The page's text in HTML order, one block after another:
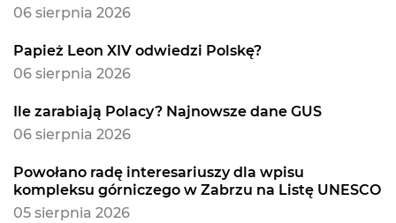
06 sierpnia 2026
Papież Leon XIV odwiedzi Polskę?
06 sierpnia 2026
Ile zarabiają Polacy? Najnowsze dane GUS
06 sierpnia 2026
Powołano radę interesariuszy dla wpisu
kompleksu górniczego w Zabrzu na Listę UNESCO
05 sierpnia 2026